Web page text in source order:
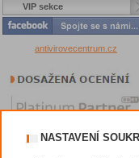
VIP sekce
antivirovecentrum.cz
NASTAVENÍ